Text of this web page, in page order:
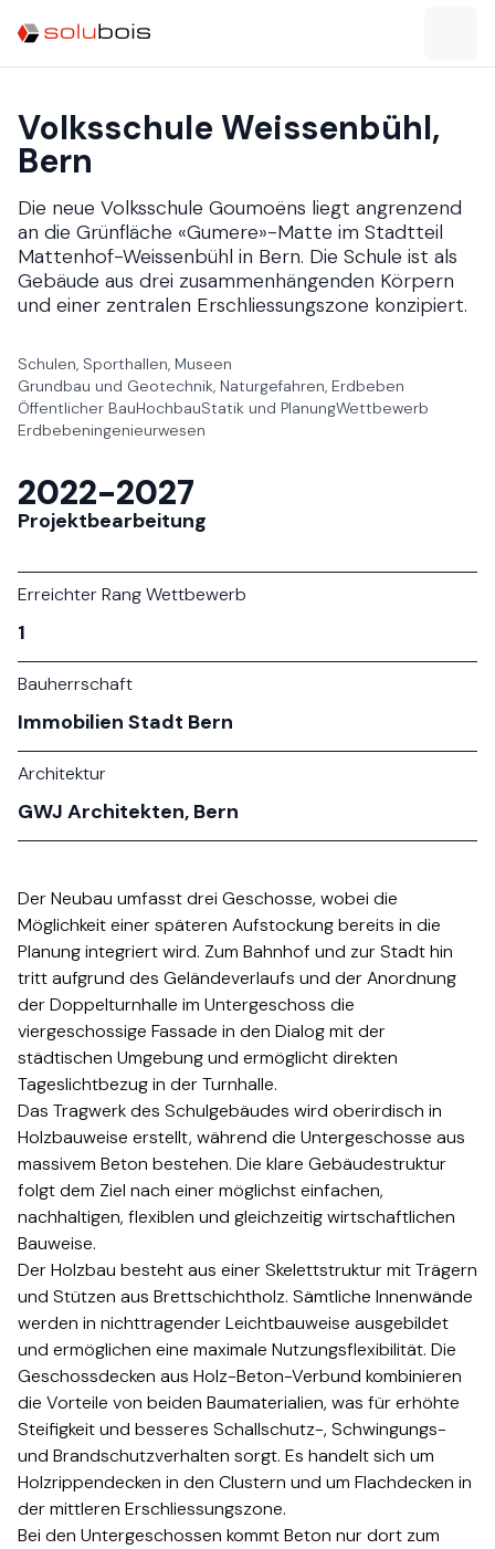
Volksschule Weissenbühl​​​​‌ ‍ ​‍​‍‌‍ ‌ ​‍‌‍‍‌‌‍‌ ‌‍‍‌‌‍ ‍​‍​‍​ ‍‍​‍​‍‌ ​ ‌‍​‌‌‍ ‍‌‍‍‌‌ ‌​‌ ‍‌​‍ ‍‌‍‍‌‌‍ ​‍​‍​‍ ​​‍​‍‌‍‍​‌ ​‍‌‍‌‌‌‍‌‍​‍​‍​ ‍‍​‍​‍‌‍‍​‌ ‌​‌ ‌​‌ ​​​ ‍‍​‍ ​‍ ‌‍ ​‌‍ ‌‍​ ‌‍​‌‌‍ ​‌‍‍​‌‍ ‌ ​ ‌ ‌​​ ‍‍​ ​ ​ ​ ​ ​ ​ ​ ​‍ ‌‍‍‌‌‍ ‍‌ ‌​‌‍‌‌‌‍ ‍‌ ‌​​‍ ‌‍‌‌‌‍‌​‌‍‍‌‌ ‌​​‍ ‌‍ ‌‌‍ ‌‍‌​‌‍‌‌​ ‌‌ ​​‌ ​‍‌‍‌‌‌ ​ ‌‍‌‌‌‍ ‍‌ ‌​‌‍​‌‌ ‌​‌‍‍‌‌‍ ‌‍ ‍​ ‍ ‌‍‍‌‌‍‌​​ ‌​ ‌​​ ​‍​ ​ ​ ‌ ‌‍​‍​ ​ ​ ‌‌​ ‍​​‍ ‌​ ‌‌‌‍​‌​ ‍​​ ​‌​‍ ‌​ ‌​​ ‍​‌‍​ ​ ‌ ​‍ ‌​ ‍‌​ ​​​ ‌​‌‍​ ​‍ ‌​ ‌‍‌‍‌‌​ ​​​ ‌​‌‍‌‍​ ​‍​ ​‌‌‍‌​‌‍‌‌​ ​ ​ ‌‍​ ‍​​ ‍ ‌ ‌​‌ ‍‌‌ ​​‌‍‌‌​ ‌‌ ​​‌ ​‍‌‍ ‌‍‍‍‌‍‌‌‌‍​ ‌ ‌​​ ‍ ‌ ​​‌‍​‌‌ ‌​‌‍‍​​ ‌‌ ‌​‌‍‍‌‌ ‌​‌‍ ​‌‍‌‌​‍‌‌​ ‌‌‌​​‍‌‌ ‌‍‍ ‌‍‌‌‌ ‍‌​‍‌‌​ ​ ‌​‌​​‍‌‌​ ​ ‌​‌​​‍‌‌​ ​‍​ ​‍‌‍‌​‌‍‌‌​‍‌‌​ ​‍​ ​‍​‍‌‌​ ‌‌‌​‌​​‍ ‍‌ ‌‍‌‍​‌‌‍ ​‌ ‌‌‌‍‌‌​ ‌‍​‍‌‍​‌‌ ​ ‌‍‌‌‌‌‌‌‌ ​‍‌‍ ​​ ‌‌‍‍​‌ ‌​‌ ‌​‌ ​​​‍‌‌​ ​ ‌​​‌​‍‌‌​ ​‍‌​‌‍​‍‌‌​ ​‍‌​‌‍‌‍ ​‌‍ ‌‍​ ‌‍​‌‌‍ ​‌‍‍​‌‍ ‌ ​ ‌ ‌​​‍‌‌​ ​ ‌​​‌​ ​ ​ ​ ​ ​ ​ ​ ​‍‌‍‌‍‍‌‌‍‌​​ ‌​ ‌​​ ​‍​ ​ ​ ‌ ‌‍​‍​ ​ ​ ‌‌​ ‍​​‍ ‌​ ‌‌‌‍​‌​ ‍​​ ​‌​‍ ‌​ ‌​​ ‍​‌‍​ ​ ‌ ​‍ ‌​ ‍‌​ ​​​ ‌​‌‍​ ​‍ ‌​ ‌‍‌‍‌‌​ ​​​ ‌​‌‍‌‍​ ​‍​ ​‌‌‍‌​‌‍‌‌​ ​ ​ ‌‍​ ‍​​‍‌‍‌ ‌​‌ ‍‌‌ ​​‌‍‌‌​ ‌‌ ​​‌ ​‍‌‍ ‌‍‍‍‌‍‌‌‌‍​ ‌ ‌​​‍‌‍‌ ​​‌‍​‌‌ ‌​‌‍‍​​ ‌‌ ‌​‌‍‍‌‌ ‌​‌‍ ​‌‍‌‌​‍‌‌​ ‌‌‌​​‍‌‌ ‌‍‍ ‌‍‌‌‌ ‍‌​‍‌‌​ ​ ‌​‌​​‍‌‌​ ​ ‌​‌​​‍‌‌​ ​‍​ ​‍‌‍‌​‌‍‌‌​‍‌‌​ ​‍​ ​‍​‍‌‌​ ‌‌‌​‌​​‍ ‍‌ ‌‍‌‍​‌‌‍ ​‌ ‌‌‌‍‌‌​‍‌‍‌ ​​‌‍‌‌‌ ​‍‌ ​ ‌ ​​‌‍‌‌‌‍​ ‌ ‌​‌‍‍‌‌ ‌‍‌‍‌‌​ ‌‌ ​​‌ ‌‌‌‍​‍‌‍ ​‌‍‍‌‌ ​ ‌‍‍​‌‍‌‌‌‍‌​​‍​‍‌ ‌,
Bern​​​​‌ ‍ ​‍​‍‌‍ ‌ ​‍‌‍‍‌‌‍‌ ‌‍‍‌‌‍ ‍​‍​‍​ ‍‍​‍​‍‌ ​ ‌‍​‌‌‍ ‍‌‍‍‌‌ ‌​‌ ‍‌​‍ ‍‌‍‍‌‌‍ ​‍​‍​‍ ​​‍​‍‌‍‍​‌ ​‍‌‍‌‌‌‍‌‍​‍​‍​ ‍‍​‍​‍‌‍‍​‌ ‌​‌ ‌​‌ ​​​ ‍‍​‍ ​‍ ‌‍ ​‌‍ ‌‍​ ‌‍​‌‌‍ ​‌‍‍​‌‍ ‌ ​ ‌ ‌​​ ‍‍​ ​ ​ ​ ​ ​ ​ ​ ​‍ ‌‍‍‌‌‍ ‍‌ ‌​‌‍‌‌‌‍ ‍‌ ‌​​‍ ‌‍‌‌‌‍‌​‌‍‍‌‌ ‌​​‍ ‌‍ ‌‌‍ ‌‍‌​‌‍‌‌​ ‌‌ ​​‌ ​‍‌‍‌‌‌ ​ ‌‍‌‌‌‍ ‍‌ ‌​‌‍​‌‌ ‌​‌‍‍‌‌‍ ‌‍ ‍​ ‍ ‌‍‍‌‌‍‌​​ ‌​ ‌​​ ​‍​ ​ ​ ‌ ‌‍​‍​ ​ ​ ‌‌​ ‍​​‍ ‌​ ‌‌‌‍​‌​ ‍​​ ​‌​‍ ‌​ ‌​​ ‍​‌‍​ ​ ‌ ​‍ ‌​ ‍‌​ ​​​ ‌​‌‍​ ​‍ ‌​ ‌‍‌‍‌‌​ ​​​ ‌​‌‍‌‍​ ​‍​ ​‌‌‍‌​‌‍‌‌​ ​ ​ ‌‍​ ‍​​ ‍ ‌ ‌​‌ ‍‌‌ ​​‌‍‌‌​ ‌‌ ​​‌ ​‍‌‍ ‌‍‍‍‌‍‌‌‌‍​ ‌ ‌​​ ‍ ‌ ​​‌‍​‌‌ ‌​‌‍‍​​ ‌‌‍ ​‌‍ ‌‍​ ‌‍​‌‌ ‌​‌‍‍‌‌‍ ‌‍ ‍​‍‌‌​ ‌‌‌​​‍‌‌ ‌‍‍ ‌‍‌‌‌ ‍‌​‍‌‌​ ​ ‌​‌​​‍‌‌​ ​ ‌​‌​​‍‌‌​ ​‍​ ​‍‌‍‌​‌‍‌‌​‍‌‌​ ​‍​ ​‍​‍‌‌​ ‌‌‌​‌​​‍ ‍‌ ‌‍‌‍​‌‌‍ ​‌ ‌‌‌‍‌‌​ ‌‍​‍‌‍​‌‌ ​ ‌‍‌‌‌‌‌‌‌ ​‍‌‍ ​​ ‌‌‍‍​‌ ‌​‌ ‌​‌ ​​​‍‌‌​ ​ ‌​​‌​‍‌‌​ ​‍‌​‌‍​‍‌‌​ ​‍‌​‌‍‌‍ ​‌‍ ‌‍​ ‌‍​‌‌‍ ​‌‍‍​‌‍ ‌ ​ ‌ ‌​​‍‌‌​ ​ ‌​​‌​ ​ ​ ​ ​ ​ ​ ​ ​‍‌‍‌‍‍‌‌‍‌​​ ‌​ ‌​​ ​‍​ ​ ​ ‌ ‌‍​‍​ ​ ​ ‌‌​ ‍​​‍ ‌​ ‌‌‌‍​‌​ ‍​​ ​‌​‍ ‌​ ‌​​ ‍​‌‍​ ​ ‌ ​‍ ‌​ ‍‌​ ​​​ ‌​‌‍​ ​‍ ‌​ ‌‍‌‍‌‌​ ​​​ ‌​‌‍‌‍​ ​‍​ ​‌‌‍‌​‌‍‌‌​ ​ ​ ‌‍​ ‍​​‍‌‍‌ ‌​‌ ‍‌‌ ​​‌‍‌‌​ ‌‌ ​​‌ ​‍‌‍ ‌‍‍‍‌‍‌‌‌‍​ ‌ ‌​​‍‌‍‌ ​​‌‍​‌‌ ‌​‌‍‍​​ ‌‌‍ ​‌‍ ‌‍​ ‌‍​‌‌ ‌​‌‍‍‌‌‍ ‌‍ ‍​‍‌‌​ ‌‌‌​​‍‌‌ ‌‍‍ ‌‍‌‌‌ ‍‌​‍‌‌​ ​ ‌​‌​​‍‌‌​ ​ ‌​‌​​‍‌‌​ ​‍​ ​‍‌‍‌​‌‍‌‌​‍‌‌​ ​‍​ ​‍​‍‌‌​ ‌‌‌​‌​​‍ ‍‌ ‌‍‌‍​‌‌‍ ​‌ ‌‌‌‍‌‌​‍‌‍‌ ​​‌‍‌‌‌ ​‍‌ ​ ‌ ​​‌‍‌‌‌‍​ ‌ ‌​‌‍‍‌‌ ‌‍‌‍‌‌​ ‌‌ ​​‌ ‌‌‌‍​‍‌‍ ​‌‍‍‌‌ ​ ‌‍‍​‌‍‌‌‌‍‌​​‍​‍‌ ‌
Die neue Volksschule Goumoëns liegt angrenzend
an die Grünfläche «Gumere»-Matte im Stadtteil
Mattenhof-Weissenbühl in Bern. Die Schule ist als
Gebäude aus drei zusammenhängenden Körpern
und einer zentralen Erschliessungszone konzipiert.​​​​‌ ‍ ​‍​‍‌‍ ‌ ​‍‌‍‍‌‌‍‌ ‌‍‍‌‌‍ ‍​‍​‍​ ‍‍​‍​‍‌ ​ ‌‍​‌‌‍ ‍‌‍‍‌‌ ‌​‌ ‍‌​‍ ‍‌‍‍‌‌‍ ​‍​‍​‍ ​​‍​‍‌‍‍​‌ ​‍‌‍‌‌‌‍‌‍​‍​‍​ ‍‍​‍​‍‌‍‍​‌ ‌​‌ ‌​‌ ​​​ ‍‍​‍ ​‍ ‌‍ ​‌‍ ‌‍​ ‌‍​‌‌‍ ​‌‍‍​‌‍ ‌ ​ ‌ ‌​​ ‍‍​ ​ ​ ​ ​ ​ ​ ​ ​‍ ‌‍‍‌‌‍ ‍‌ ‌​‌‍‌‌‌‍ ‍‌ ‌​​‍ ‌‍‌‌‌‍‌​‌‍‍‌‌ ‌​​‍ ‌‍ ‌‌‍ ‌‍‌​‌‍‌‌​ ‌‌ ​​‌ ​‍‌‍‌‌‌ ​ ‌‍‌‌‌‍ ‍‌ ‌​‌‍​‌‌ ‌​‌‍‍‌‌‍ ‌‍ ‍​ ‍ ‌‍‍‌‌‍‌​​ ‌​ ‌​​ ​‍​ ​ ​ ‌ ‌‍​‍​ ​ ​ ‌‌​ ‍​​‍ ‌​ ‌‌‌‍​‌​ ‍​​ ​‌​‍ ‌​ ‌​​ ‍​‌‍​ ​ ‌ ​‍ ‌​ ‍‌​ ​​​ ‌​‌‍​ ​‍ ‌​ ‌‍‌‍‌‌​ ​​​ ‌​‌‍‌‍​ ​‍​ ​‌‌‍‌​‌‍‌‌​ ​ ​ ‌‍​ ‍​​ ‍ ‌ ‌​‌ ‍‌‌ ​​‌‍‌‌​ ‌‌ ​​‌ ​‍‌‍ ‌‍‍‍‌‍‌‌‌‍​ ‌ ‌​​ ‍ ‌ ​​‌‍​‌‌ ‌​‌‍‍​​ ‌‌ ​ ‌‍‍​‌‍ ‌ ​‍‌ ‌​‌​‌​‌‍‌‌‌ ​ ‌‍​ ‌ ​‍‌‍‍‌‌ ​​‌ ‌​‌‍‍‌‌‍ ‌‍ ‍​‍‌‌​ ‌‌‌​​‍‌‌ ‌‍‍ ‌‍‌‌‌ ‍‌​‍‌‌​ ​ ‌​‌​​‍‌‌​ ​ ‌​‌​​‍‌‌​ ​‍​ ​‍‌‍‌​‌‍‌‌​‍‌‌​ ​‍​ ​‍​‍‌‌​ ‌‌‌​‌​​‍ ‍‌ ‌‍‌‍​‌‌‍ ​‌ ‌‌‌‍‌‌​ ‌‍​‍‌‍​‌‌ ​ ‌‍‌‌‌‌‌‌‌ ​‍‌‍ ​​ ‌‌‍‍​‌ ‌​‌ ‌​‌ ​​​‍‌‌​ ​ ‌​​‌​‍‌‌​ ​‍‌​‌‍​‍‌‌​ ​‍‌​‌‍‌‍ ​‌‍ ‌‍​ ‌‍​‌‌‍ ​‌‍‍​‌‍ ‌ ​ ‌ ‌​​‍‌‌​ ​ ‌​​‌​ ​ ​ ​ ​ ​ ​ ​ ​‍‌‍‌‍‍‌‌‍‌​​ ‌​ ‌​​ ​‍​ ​ ​ ‌ ‌‍​‍​ ​ ​ ‌‌​ ‍​​‍ ‌​ ‌‌‌‍​‌​ ‍​​ ​‌​‍ ‌​ ‌​​ ‍​‌‍​ ​ ‌ ​‍ ‌​ ‍‌​ ​​​ ‌​‌‍​ ​‍ ‌​ ‌‍‌‍‌‌​ ​​​ ‌​‌‍‌‍​ ​‍​ ​‌‌‍‌​‌‍‌‌​ ​ ​ ‌‍​ ‍​​‍‌‍‌ ‌​‌ ‍‌‌ ​​‌‍‌‌​ ‌‌ ​​‌ ​‍‌‍ ‌‍‍‍‌‍‌‌‌‍​ ‌ ‌​​‍‌‍‌ ​​‌‍​‌‌ ‌​‌‍‍​​ ‌‌ ​ ‌‍‍​‌‍ ‌ ​‍‌ ‌​‌​‌​‌‍‌‌‌ ​ ‌‍​ ‌ ​‍‌‍‍‌‌ ​​‌ ‌​‌‍‍‌‌‍ ‌‍ ‍​‍‌‌​ ‌‌‌​​‍‌‌ ‌‍‍ ‌‍‌‌‌ ‍‌​‍‌‌​ ​ ‌​‌​​‍‌‌​ ​ ‌​‌​​‍‌‌​ ​‍​ ​‍‌‍‌​‌‍‌‌​‍‌‌​ ​‍​ ​‍​‍‌‌​ ‌‌‌​‌​​‍ ‍‌ ‌‍‌‍​‌‌‍ ​‌ ‌‌‌‍‌‌​‍‌‍‌ ​​‌‍‌‌‌ ​‍‌ ​ ‌ ​​‌‍‌‌‌‍​ ‌ ‌​‌‍‍‌‌ ‌‍‌‍‌‌​ ‌‌ ​​‌ ‌‌‌‍​‍‌‍ ​‌‍‍‌‌ ​ ‌‍‍​‌‍‌‌‌‍‌​​‍​‍‌ ‌
Schulen, Sporthallen, Museen​​​​‌ ‍ ​‍​‍‌‍ ‌ ​‍‌‍‍‌‌‍‌ ‌‍‍‌‌‍ ‍​‍​‍​ ‍‍​‍​‍‌ ​ ‌‍​‌‌‍ ‍‌‍‍‌‌ ‌​‌ ‍‌​‍ ‍‌‍‍‌‌‍ ​‍​‍​‍ ​​‍​‍‌‍‍​‌ ​‍‌‍‌‌‌‍‌‍​‍​‍​ ‍‍​‍​‍‌‍‍​‌ ‌​‌ ‌​‌ ​​​ ‍‍​‍ ​‍ ‌‍ ​‌‍ ‌‍​ ‌‍​‌‌‍ ​‌‍‍​‌‍ ‌ ​ ‌ ‌​​ ‍‍​ ​ ​ ​ ​ ​ ​ ​ ​‍ ‌‍‍‌‌‍ ‍‌ ‌​‌‍‌‌‌‍ ‍‌ ‌​​‍ ‌‍‌‌‌‍‌​‌‍‍‌‌ ‌​​‍ ‌‍ ‌‌‍ ‌‍‌​‌‍‌‌​ ‌‌ ​​‌ ​‍‌‍‌‌‌ ​ ‌‍‌‌‌‍ ‍‌ ‌​‌‍​‌‌ ‌​‌‍‍‌‌‍ ‌‍ ‍​ ‍ ‌‍‍‌‌‍‌​​ ‌‌ ‌ ‌‍​‍‌ ​ ‌‍ ​​ ‌​‌‍ ‍‌​​‍‌​ ‌‌‌​‍‌‍ ‌‌​ ‌‌‍‌‍‌‌‌ ‌ ‌‌‌​​‍‌ ​​‌​​‍‌‌‍​​ ‌ ‌​‍‌‌ ​​‌‍‍‌​ ‍ ‌ ‌​‌ ‍‌‌ ​​‌‍‌‌​ ‌‌ ​​‌ ​‍‌‍ ‌‍‍‍‌‍‌‌‌‍​ ‌ ‌​‌​​ ‌‍​‌‌ ‌​‌‍‌‌‌‍‌ ‌‍ ‌ ​‍‌ ‍‌​ ‍ ‌ ​​‌‍​‌‌ ‌​‌‍‍​​ ‌‌‍ ‍‌‍​‌‌‍ ‌‌‍‌‌​‍‌‌​ ‌‌‌​​‍‌‌ ‌‍‍ ‌‍‌‌‌ ‍‌​‍‌‌​ ​ ‌​‌​​‍‌‌​ ​ ‌​‌​​‍‌‌​ ​‍​ ​‍‌‍‌​‌‍‌‌​‍‌‌​ ​‍​ ​‍​‍‌‌​ ‌‌‌​‌​​‍ ‍‌ ‌‍‌‍​‌‌‍ ​‌ ‌‌‌‍‌‌​ ‌‍​‍‌‍​‌‌ ​ ‌‍‌‌‌‌‌‌‌ ​‍‌‍ ​​ ‌‌‍‍​‌ ‌​‌ ‌​‌ ​​​‍‌‌​ ​ ‌​​‌​‍‌‌​ ​‍‌​‌‍​‍‌‌​ ​‍‌​‌‍‌‍ ​‌‍ ‌‍​ ‌‍​‌‌‍ ​‌‍‍​‌‍ ‌ ​ ‌ ‌​​‍‌‌​ ​ ‌​​‌​ ​ ​ ​ ​ ​ ​ ​ ​‍‌‍‌‍‍‌‌‍‌​​ ‌‌ ‌ ‌‍​‍‌ ​ ‌‍ ​​ ‌​‌‍ ‍‌​​‍‌​ ‌‌‌​‍‌‍ ‌‌​ ‌‌‍‌‍‌‌‌ ‌ ‌‌‌​​‍‌ ​​‌​​‍‌‌‍​​ ‌ ‌​‍‌‌ ​​‌‍‍‌​‍‌‍‌ ‌​‌ ‍‌‌ ​​‌‍‌‌​ ‌‌ ​​‌ ​‍‌‍ ‌‍‍‍‌‍‌‌‌‍​ ‌ ‌​‌​​ ‌‍​‌‌ ‌​‌‍‌‌‌‍‌ ‌‍ ‌ ​‍‌ ‍‌​‍‌‍‌ ​​‌‍​‌‌ ‌​‌‍‍​​ ‌‌‍ ‍‌‍​‌‌‍ ‌‌‍‌‌​‍‌‌​ ‌‌‌​​‍‌‌ ‌‍‍ ‌‍‌‌‌ ‍‌​‍‌‌​ ​ ‌​‌​​‍‌‌​ ​ ‌​‌​​‍‌‌​ ​‍​ ​‍‌‍‌​‌‍‌‌​‍‌‌​ ​‍​ ​‍​‍‌‌​ ‌‌‌​‌​​‍ ‍‌ ‌‍‌‍​‌‌‍ ​‌ ‌‌‌‍‌‌​‍‌‍‌ ​​‌‍‌‌‌ ​‍‌ ​ ‌ ​​‌‍‌‌‌‍​ ‌ ‌​‌‍‍‌‌ ‌‍‌‍‌‌​ ‌‌ ​​‌ ‌‌‌‍​‍‌‍ ​‌‍‍‌‌ ​ ‌‍‍​‌‍‌‌‌‍‌​​‍​‍‌ ‌
Grundbau und Geotechnik, Naturgefahren, Erdbeben​​​​‌ ‍ ​‍​‍‌‍ ‌ ​‍‌‍‍‌‌‍‌ ‌‍‍‌‌‍ ‍​‍​‍​ ‍‍​‍​‍‌ ​ ‌‍​‌‌‍ ‍‌‍‍‌‌ ‌​‌ ‍‌​‍ ‍‌‍‍‌‌‍ ​‍​‍​‍ ​​‍​‍‌‍‍​‌ ​‍‌‍‌‌‌‍‌‍​‍​‍​ ‍‍​‍​‍‌‍‍​‌ ‌​‌ ‌​‌ ​​​ ‍‍​‍ ​‍ ‌‍ ​‌‍ ‌‍​ ‌‍​‌‌‍ ​‌‍‍​‌‍ ‌ ​ ‌ ‌​​ ‍‍​ ​ ​ ​ ​ ​ ​ ​ ​‍ ‌‍‍‌‌‍ ‍‌ ‌​‌‍‌‌‌‍ ‍‌ ‌​​‍ ‌‍‌‌‌‍‌​‌‍‍‌‌ ‌​​‍ ‌‍ ‌‌‍ ‌‍‌​‌‍‌‌​ ‌‌ ​​‌ ​‍‌‍‌‌‌ ​ ‌‍‌‌‌‍ ‍‌ ‌​‌‍​‌‌ ‌​‌‍‍‌‌‍ ‌‍ ‍​ ‍ ‌‍‍‌‌‍‌​​ ‌‌‌‍‌‌‍‍‌‌​‍‍‌‍‍‍‌ ​​‌ ‌‌‌ ‍​‌‍‍​‌ ‌ ​ ​ ‌‍‍‍‌‌‌​‌‍‌ ​ ‍‌‌ ‌ ​ ‌‍‌​‍‌‌‍‍ ‌‍ ‍‌‍‌‌‌‌​‍‌‍‍ ​ ‍ ‌ ‌​‌ ‍‌‌ ​​‌‍‌‌​ ‌‌ ​​‌ ​‍‌‍ ‌‍‍‍‌‍‌‌‌‍​ ‌ ‌​‌​​ ‌‍​‌‌ ‌​‌‍‌‌‌‍‌ ‌‍ ‌ ​‍‌ ‍‌​ ‍ ‌ ​​‌‍​‌‌ ‌​‌‍‍​​ ‌‌‍ ‍‌‍​‌‌‍ ‌‌‍‌‌​‍‌‌​ ‌‌‌​​‍‌‌ ‌‍‍ ‌‍‌‌‌ ‍‌​‍‌‌​ ​ ‌​‌​​‍‌‌​ ​ ‌​‌​​‍‌‌​ ​‍​ ​‍‌‍‌​‌‍‌‌​‍‌‌​ ​‍​ ​‍​‍‌‌​ ‌‌‌​‌​​‍ ‍‌ ‌‍‌‍​‌‌‍ ​‌ ‌‌‌‍‌‌​ ‌‍​‍‌‍​‌‌ ​ ‌‍‌‌‌‌‌‌‌ ​‍‌‍ ​​ ‌‌‍‍​‌ ‌​‌ ‌​‌ ​​​‍‌‌​ ​ ‌​​‌​‍‌‌​ ​‍‌​‌‍​‍‌‌​ ​‍‌​‌‍‌‍ ​‌‍ ‌‍​ ‌‍​‌‌‍ ​‌‍‍​‌‍ ‌ ​ ‌ ‌​​‍‌‌​ ​ ‌​​‌​ ​ ​ ​ ​ ​ ​ ​ ​‍‌‍‌‍‍‌‌‍‌​​ ‌‌‌‍‌‌‍‍‌‌​‍‍‌‍‍‍‌ ​​‌ ‌‌‌ ‍​‌‍‍​‌ ‌ ​ ​ ‌‍‍‍‌‌‌​‌‍‌ ​ ‍‌‌ ‌ ​ ‌‍‌​‍‌‌‍‍ ‌‍ ‍‌‍‌‌‌‌​‍‌‍‍ ​‍‌‍‌ ‌​‌ ‍‌‌ ​​‌‍‌‌​ ‌‌ ​​‌ ​‍‌‍ ‌‍‍‍‌‍‌‌‌‍​ ‌ ‌​‌​​ ‌‍​‌‌ ‌​‌‍‌‌‌‍‌ ‌‍ ‌ ​‍‌ ‍‌​‍‌‍‌ ​​‌‍​‌‌ ‌​‌‍‍​​ ‌‌‍ ‍‌‍​‌‌‍ ‌‌‍‌‌​‍‌‌​ ‌‌‌​​‍‌‌ ‌‍‍ ‌‍‌‌‌ ‍‌​‍‌‌​ ​ ‌​‌​​‍‌‌​ ​ ‌​‌​​‍‌‌​ ​‍​ ​‍‌‍‌​‌‍‌‌​‍‌‌​ ​‍​ ​‍​‍‌‌​ ‌‌‌​‌​​‍ ‍‌ ‌‍‌‍​‌‌‍ ​‌ ‌‌‌‍‌‌​‍‌‍‌ ​​‌‍‌‌‌ ​‍‌ ​ ‌ ​​‌‍‌‌‌‍​ ‌ ‌​‌‍‍‌‌ ‌‍‌‍‌‌​ ‌‌ ​​‌ ‌‌‌‍​‍‌‍ ​‌‍‍‌‌ ​ ‌‍‍​‌‍‌‌‌‍‌​​‍​‍‌ ‌
Öffentlicher Bau​​​​‌ ‍ ​‍​‍‌‍ ‌ ​‍‌‍‍‌‌‍‌ ‌‍‍‌‌‍ ‍​‍​‍​ ‍‍​‍​‍‌ ​ ‌‍​‌‌‍ ‍‌‍‍‌‌ ‌​‌ ‍‌​‍ ‍‌‍‍‌‌‍ ​‍​‍​‍ ​​‍​‍‌‍‍​‌ ​‍‌‍‌‌‌‍‌‍​‍​‍​ ‍‍​‍​‍‌‍‍​‌ ‌​‌ ‌​‌ ​​​ ‍‍​‍ ​‍ ‌‍ ​‌‍ ‌‍​ ‌‍​‌‌‍ ​‌‍‍​‌‍ ‌ ​ ‌ ‌​​ ‍‍​ ​ ​ ​ ​ ​ ​ ​ ​‍ ‌‍‍‌‌‍ ‍‌ ‌​‌‍‌‌‌‍ ‍‌ ‌​​‍ ‌‍‌‌‌‍‌​‌‍‍‌‌ ‌​​‍ ‌‍ ‌‌‍ ‌‍‌​‌‍‌‌​ ‌‌ ​​‌ ​‍‌‍‌‌‌ ​ ‌‍‌‌‌‍ ‍‌ ‌​‌‍​‌‌ ‌​‌‍‍‌‌‍ ‌‍ ‍​ ‍ ‌‍‍‌‌‍‌​​ ‌‌‌‌‍‌​‌‍‌‌​ ‌​ ​‌ ‌‍‌ ​ ‌​ ​‌ ‍‍‌‌​‌‌‌‍​‌‍ ‌‌​‌‌ ​​‌‌‍​‌ ‍‌‌‍‌‍‌‍‍​‌ ‌‍‌​ ‌‌‍​‌​ ​‌‌​​​ ‍ ‌ ‌​‌ ‍‌‌ ​​‌‍‌‌​ ‌‌ ​​‌ ​‍‌‍ ‌‍‍‍‌‍‌‌‌‍​ ‌ ‌​‌​​ ‌‍​‌‌ ‌​‌‍‌‌‌‍‌ ‌‍ ‌ ​‍‌ ‍‌​ ‍ ‌ ​​‌‍​‌‌ ‌​‌‍‍​​ ‌‌‍ ‍‌‍​‌‌‍ ‌‌‍‌‌​‍‌‌​ ‌‌‌​​‍‌‌ ‌‍‍ ‌‍‌‌‌ ‍‌​‍‌‌​ ​ ‌​‌​​‍‌‌​ ​ ‌​‌​​‍‌‌​ ​‍​ ​‍‌‍‌​‌‍‌‌​‍‌‌​ ​‍​ ​‍​‍‌‌​ ‌‌‌​‌​​‍ ‍‌ ‌‍‌‍​‌‌‍ ​‌ ‌‌‌‍‌‌​ ‌‍​‍‌‍​‌‌ ​ ‌‍‌‌‌‌‌‌‌ ​‍‌‍ ​​ ‌‌‍‍​‌ ‌​‌ ‌​‌ ​​​‍‌‌​ ​ ‌​​‌​‍‌‌​ ​‍‌​‌‍​‍‌‌​ ​‍‌​‌‍‌‍ ​‌‍ ‌‍​ ‌‍​‌‌‍ ​‌‍‍​‌‍ ‌ ​ ‌ ‌​​‍‌‌​ ​ ‌​​‌​ ​ ​ ​ ​ ​ ​ ​ ​‍‌‍‌‍‍‌‌‍‌​​ ‌‌‌‌‍‌​‌‍‌‌​ ‌​ ​‌ ‌‍‌ ​ ‌​ ​‌ ‍‍‌‌​‌‌‌‍​‌‍ ‌‌​‌‌ ​​‌‌‍​‌ ‍‌‌‍‌‍‌‍‍​‌ ‌‍‌​ ‌‌‍​‌​ ​‌‌​​​‍‌‍‌ ‌​‌ ‍‌‌ ​​‌‍‌‌​ ‌‌ ​​‌ ​‍‌‍ ‌‍‍‍‌‍‌‌‌‍​ ‌ ‌​‌​​ ‌‍​‌‌ ‌​‌‍‌‌‌‍‌ ‌‍ ‌ ​‍‌ ‍‌​‍‌‍‌ ​​‌‍​‌‌ ‌​‌‍‍​​ ‌‌‍ ‍‌‍​‌‌‍ ‌‌‍‌‌​‍‌‌​ ‌‌‌​​‍‌‌ ‌‍‍ ‌‍‌‌‌ ‍‌​‍‌‌​ ​ ‌​‌​​‍‌‌​ ​ ‌​‌​​‍‌‌​ ​‍​ ​‍‌‍‌​‌‍‌‌​‍‌‌​ ​‍​ ​‍​‍‌‌​ ‌‌‌​‌​​‍ ‍‌ ‌‍‌‍​‌‌‍ ​‌ ‌‌‌‍‌‌​‍‌‍‌ ​​‌‍‌‌‌ ​‍‌ ​ ‌ ​​‌‍‌‌‌‍​ ‌ ‌​‌‍‍‌‌ ‌‍‌‍‌‌​ ‌‌ ​​‌ ‌‌‌‍​‍‌‍ ​‌‍‍‌‌ ​ ‌‍‍​‌‍‌‌‌‍‌​​‍​‍‌ ‌Hochbau​​​​‌ ‍ ​‍​‍‌‍ ‌ ​‍‌‍‍‌‌‍‌ ‌‍‍‌‌‍ ‍​‍​‍​ ‍‍​‍​‍‌ ​ ‌‍​‌‌‍ ‍‌‍‍‌‌ ‌​‌ ‍‌​‍ ‍‌‍‍‌‌‍ ​‍​‍​‍ ​​‍​‍‌‍‍​‌ ​‍‌‍‌‌‌‍‌‍​‍​‍​ ‍‍​‍​‍‌‍‍​‌ ‌​‌ ‌​‌ ​​​ ‍‍​‍ ​‍ ‌‍ ​‌‍ ‌‍​ ‌‍​‌‌‍ ​‌‍‍​‌‍ ‌ ​ ‌ ‌​​ ‍‍​ ​ ​ ​ ​ ​ ​ ​ ​‍ ‌‍‍‌‌‍ ‍‌ ‌​‌‍‌‌‌‍ ‍‌ ‌​​‍ ‌‍‌‌‌‍‌​‌‍‍‌‌ ‌​​‍ ‌‍ ‌‌‍ ‌‍‌​‌‍‌‌​ ‌‌ ​​‌ ​‍‌‍‌‌‌ ​ ‌‍‌‌‌‍ ‍‌ ‌​‌‍​‌‌ ‌​‌‍‍‌‌‍ ‌‍ ‍​ ‍ ‌‍‍‌‌‍‌​​ ‌‌‍‌‍‌‍‌​‌‍‌‍‌‍ ‍‌‌​​‌ ‍​‌‌‍​‌‍‌​‌​‌‍‌‌‍‍‌ ‌ ‌​‌​‌​​ ‌​‍ ‌‍‍‍​ ‍‌‌‍​ ‌‌‌ ‌‍‍‌​ ​‌‌‌‍‍‌​​‌​ ‍ ‌ ‌​‌ ‍‌‌ ​​‌‍‌‌​ ‌‌‍​ ‌‍ ‌‍ ‌‌ ​​‌‍‌‌‌ ‌​‌‍‌‌‌‍ ‍‌‍​ ‌‍‌‌​ ‍ ‌ ​​‌‍​‌‌ ‌​‌‍‍​​ ‌‌‍ ‍‌‍​‌‌‍ ‌‌‍‌‌​‍‌‌​ ‌‌‌​​‍‌‌ ‌‍‍ ‌‍‌‌‌ ‍‌​‍‌‌​ ​ ‌​‌​​‍‌‌​ ​ ‌​‌​​‍‌‌​ ​‍​ ​‍‌‍‌​‌‍‌‌​‍‌‌​ ​‍​ ​‍​‍‌‌​ ‌‌‌​‌​​‍ ‍‌ ‌‍‌‍​‌‌‍ ​‌ ‌‌‌‍‌‌​ ‌‍​‍‌‍​‌‌ ​ ‌‍‌‌‌‌‌‌‌ ​‍‌‍ ​​ ‌‌‍‍​‌ ‌​‌ ‌​‌ ​​​‍‌‌​ ​ ‌​​‌​‍‌‌​ ​‍‌​‌‍​‍‌‌​ ​‍‌​‌‍‌‍ ​‌‍ ‌‍​ ‌‍​‌‌‍ ​‌‍‍​‌‍ ‌ ​ ‌ ‌​​‍‌‌​ ​ ‌​​‌​ ​ ​ ​ ​ ​ ​ ​ ​‍‌‍‌‍‍‌‌‍‌​​ ‌‌‍‌‍‌‍‌​‌‍‌‍‌‍ ‍‌‌​​‌ ‍​‌‌‍​‌‍‌​‌​‌‍‌‌‍‍‌ ‌ ‌​‌​‌​​ ‌​‍ ‌‍‍‍​ ‍‌‌‍​ ‌‌‌ ‌‍‍‌​ ​‌‌‌‍‍‌​​‌​‍‌‍‌ ‌​‌ ‍‌‌ ​​‌‍‌‌​ ‌‌‍​ ‌‍ ‌‍ ‌‌ ​​‌‍‌‌‌ ‌​‌‍‌‌‌‍ ‍‌‍​ ‌‍‌‌​‍‌‍‌ ​​‌‍​‌‌ ‌​‌‍‍​​ ‌‌‍ ‍‌‍​‌‌‍ ‌‌‍‌‌​‍‌‌​ ‌‌‌​​‍‌‌ ‌‍‍ ‌‍‌‌‌ ‍‌​‍‌‌​ ​ ‌​‌​​‍‌‌​ ​ ‌​‌​​‍‌‌​ ​‍​ ​‍‌‍‌​‌‍‌‌​‍‌‌​ ​‍​ ​‍​‍‌‌​ ‌‌‌​‌​​‍ ‍‌ ‌‍‌‍​‌‌‍ ​‌ ‌‌‌‍‌‌​‍‌‍‌ ​​‌‍‌‌‌ ​‍‌ ​ ‌ ​​‌‍‌‌‌‍​ ‌ ‌​‌‍‍‌‌ ‌‍‌‍‌‌​ ‌‌ ​​‌ ‌‌‌‍​‍‌‍ ​‌‍‍‌‌ ​ ‌‍‍​‌‍‌‌‌‍‌​​‍​‍‌ ‌Statik und Planung​​​​‌ ‍ ​‍​‍‌‍ ‌ ​‍‌‍‍‌‌‍‌ ‌‍‍‌‌‍ ‍​‍​‍​ ‍‍​‍​‍‌ ​ ‌‍​‌‌‍ ‍‌‍‍‌‌ ‌​‌ ‍‌​‍ ‍‌‍‍‌‌‍ ​‍​‍​‍ ​​‍​‍‌‍‍​‌ ​‍‌‍‌‌‌‍‌‍​‍​‍​ ‍‍​‍​‍‌‍‍​‌ ‌​‌ ‌​‌ ​​​ ‍‍​‍ ​‍ ‌‍ ​‌‍ ‌‍​ ‌‍​‌‌‍ ​‌‍‍​‌‍ ‌ ​ ‌ ‌​​ ‍‍​ ​ ​ ​ ​ ​ ​ ​ ​‍ ‌‍‍‌‌‍ ‍‌ ‌​‌‍‌‌‌‍ ‍‌ ‌​​‍ ‌‍‌‌‌‍‌​‌‍‍‌‌ ‌​​‍ ‌‍ ‌‌‍ ‌‍‌​‌‍‌‌​ ‌‌ ​​‌ ​‍‌‍‌‌‌ ​ ‌‍‌‌‌‍ ‍‌ ‌​‌‍​‌‌ ‌​‌‍‍‌‌‍ ‌‍ ‍​ ‍ ‌‍‍‌‌‍‌​​ ‌​ ​ ​ ‍‌​ ​​​ ‌‌‌‍‌‌​ ​‍​ ​‍​ ‌‍​‍ ‌‌‍‌​​ ‍‌‌‍‌‍​ ‍‌​‍ ‌​ ‌​‌‍​‌​ ‌‌​ ‌​​‍ ‌​ ‍​​ ​ ​ ​ ​ ‍​​‍ ‌​ ​‌‌‍‌​​ ​​‌‍​ ‌‍‌‍​ ​‌​ ‍‌​ ‌‌​ ‌‌‌‍‌‍‌‍​‍​ ‌ ​ ‍ ‌ ‌​‌ ‍‌‌ ​​‌‍‌‌​ ‌‌‍​ ‌‍ ‌‍ ‌‌ ​​‌‍‌‌‌ ‌​‌‍‌‌‌‍ ‍‌‍​ ‌‍‌‌​ ‍ ‌ ​​‌‍​‌‌ ‌​‌‍‍​​ ‌‌‍ ‍‌‍​‌‌‍ ‌‌‍‌‌​‍‌‌​ ‌‌‌​​‍‌‌ ‌‍‍ ‌‍‌‌‌ ‍‌​‍‌‌​ ​ ‌​‌​​‍‌‌​ ​ ‌​‌​​‍‌‌​ ​‍​ ​‍‌‍‌​‌‍‌‌​‍‌‌​ ​‍​ ​‍​‍‌‌​ ‌‌‌​‌​​‍ ‍‌ ‌‍‌‍​‌‌‍ ​‌ ‌‌‌‍‌‌​ ‌‍​‍‌‍​‌‌ ​ ‌‍‌‌‌‌‌‌‌ ​‍‌‍ ​​ ‌‌‍‍​‌ ‌​‌ ‌​‌ ​​​‍‌‌​ ​ ‌​​‌​‍‌‌​ ​‍‌​‌‍​‍‌‌​ ​‍‌​‌‍‌‍ ​‌‍ ‌‍​ ‌‍​‌‌‍ ​‌‍‍​‌‍ ‌ ​ ‌ ‌​​‍‌‌​ ​ ‌​​‌​ ​ ​ ​ ​ ​ ​ ​ ​‍‌‍‌‍‍‌‌‍‌​​ ‌​ ​ ​ ‍‌​ ​​​ ‌‌‌‍‌‌​ ​‍​ ​‍​ ‌‍​‍ ‌‌‍‌​​ ‍‌‌‍‌‍​ ‍‌​‍ ‌​ ‌​‌‍​‌​ ‌‌​ ‌​​‍ ‌​ ‍​​ ​ ​ ​ ​ ‍​​‍ ‌​ ​‌‌‍‌​​ ​​‌‍​ ‌‍‌‍​ ​‌​ ‍‌​ ‌‌​ ‌‌‌‍‌‍‌‍​‍​ ‌ ​‍‌‍‌ ‌​‌ ‍‌‌ ​​‌‍‌‌​ ‌‌‍​ ‌‍ ‌‍ ‌‌ ​​‌‍‌‌‌ ‌​‌‍‌‌‌‍ ‍‌‍​ ‌‍‌‌​‍‌‍‌ ​​‌‍​‌‌ ‌​‌‍‍​​ ‌‌‍ ‍‌‍​‌‌‍ ‌‌‍‌‌​‍‌‌​ ‌‌‌​​‍‌‌ ‌‍‍ ‌‍‌‌‌ ‍‌​‍‌‌​ ​ ‌​‌​​‍‌‌​ ​ ‌​‌​​‍‌‌​ ​‍​ ​‍‌‍‌​‌‍‌‌​‍‌‌​ ​‍​ ​‍​‍‌‌​ ‌‌‌​‌​​‍ ‍‌ ‌‍‌‍​‌‌‍ ​‌ ‌‌‌‍‌‌​‍‌‍‌ ​​‌‍‌‌‌ ​‍‌ ​ ‌ ​​‌‍‌‌‌‍​ ‌ ‌​‌‍‍‌‌ ‌‍‌‍‌‌​ ‌‌ ​​‌ ‌‌‌‍​‍‌‍ ​‌‍‍‌‌ ​ ‌‍‍​‌‍‌‌‌‍‌​​‍​‍‌ ‌Wettbewerb​​​​‌ ‍ ​‍​‍‌‍ ‌ ​‍‌‍‍‌‌‍‌ ‌‍‍‌‌‍ ‍​‍​‍​ ‍‍​‍​‍‌ ​ ‌‍​‌‌‍ ‍‌‍‍‌‌ ‌​‌ ‍‌​‍ ‍‌‍‍‌‌‍ ​‍​‍​‍ ​​‍​‍‌‍‍​‌ ​‍‌‍‌‌‌‍‌‍​‍​‍​ ‍‍​‍​‍‌‍‍​‌ ‌​‌ ‌​‌ ​​​ ‍‍​‍ ​‍ ‌‍ ​‌‍ ‌‍​ ‌‍​‌‌‍ ​‌‍‍​‌‍ ‌ ​ ‌ ‌​​ ‍‍​ ​ ​ ​ ​ ​ ​ ​ ​‍ ‌‍‍‌‌‍ ‍‌ ‌​‌‍‌‌‌‍ ‍‌ ‌​​‍ ‌‍‌‌‌‍‌​‌‍‍‌‌ ‌​​‍ ‌‍ ‌‌‍ ‌‍‌​‌‍‌‌​ ‌‌ ​​‌ ​‍‌‍‌‌‌ ​ ‌‍‌‌‌‍ ‍‌ ‌​‌‍​‌‌ ‌​‌‍‍‌‌‍ ‌‍ ‍​ ‍ ‌‍‍‌‌‍‌​​ ‌‌‍‌‍‌‍‌​‌‍‌‍‌‍ ‍‌‌​​‌ ‍​‌‌‍​‌‍‌​‌​‌‍‌‌‍‍‌ ‌ ‌​‌​‌​​ ‌​‍ ‌‍‍‍​ ‍‌‌‍​ ‌‌‌ ‌‍‍‌​ ​‌‌‍‍‍‌​ ‍​ ‍ ‌ ‌​‌ ‍‌‌ ​​‌‍‌‌​ ‌‌‍​ ‌‍ ‌‍ ‌‌ ​​‌‍‌‌‌ ‌​‌‍‌‌‌‍ ‍‌‍​ ‌‍‌‌​ ‍ ‌ ​​‌‍​‌‌ ‌​‌‍‍​​ ‌‌‍ ‍‌‍​‌‌‍ ‌‌‍‌‌​‍‌‌​ ‌‌‌​​‍‌‌ ‌‍‍ ‌‍‌‌‌ ‍‌​‍‌‌​ ​ ‌​‌​​‍‌‌​ ​ ‌​‌​​‍‌‌​ ​‍​ ​‍‌‍‌​‌‍‌‌​‍‌‌​ ​‍​ ​‍​‍‌‌​ ‌‌‌​‌​​‍ ‍‌ ‌‍‌‍​‌‌‍ ​‌ ‌‌‌‍‌‌​ ‌‍​‍‌‍​‌‌ ​ ‌‍‌‌‌‌‌‌‌ ​‍‌‍ ​​ ‌‌‍‍​‌ ‌​‌ ‌​‌ ​​​‍‌‌​ ​ ‌​​‌​‍‌‌​ ​‍‌​‌‍​‍‌‌​ ​‍‌​‌‍‌‍ ​‌‍ ‌‍​ ‌‍​‌‌‍ ​‌‍‍​‌‍ ‌ ​ ‌ ‌​​‍‌‌​ ​ ‌​​‌​ ​ ​ ​ ​ ​ ​ ​ ​‍‌‍‌‍‍‌‌‍‌​​ ‌‌‍‌‍‌‍‌​‌‍‌‍‌‍ ‍‌‌​​‌ ‍​‌‌‍​‌‍‌​‌​‌‍‌‌‍‍‌ ‌ ‌​‌​‌​​ ‌​‍ ‌‍‍‍​ ‍‌‌‍​ ‌‌‌ ‌‍‍‌​ ​‌‌‍‍‍‌​ ‍​‍‌‍‌ ‌​‌ ‍‌‌ ​​‌‍‌‌​ ‌‌‍​ ‌‍ ‌‍ ‌‌ ​​‌‍‌‌‌ ‌​‌‍‌‌‌‍ ‍‌‍​ ‌‍‌‌​‍‌‍‌ ​​‌‍​‌‌ ‌​‌‍‍​​ ‌‌‍ ‍‌‍​‌‌‍ ‌‌‍‌‌​‍‌‌​ ‌‌‌​​‍‌‌ ‌‍‍ ‌‍‌‌‌ ‍‌​‍‌‌​ ​ ‌​‌​​‍‌‌​ ​ ‌​‌​​‍‌‌​ ​‍​ ​‍‌‍‌​‌‍‌‌​‍‌‌​ ​‍​ ​‍​‍‌‌​ ‌‌‌​‌​​‍ ‍‌ ‌‍‌‍​‌‌‍ ​‌ ‌‌‌‍‌‌​‍‌‍‌ ​​‌‍‌‌‌ ​‍‌ ​ ‌ ​​‌‍‌‌‌‍​ ‌ ‌​‌‍‍‌‌ ‌‍‌‍‌‌​ ‌‌ ​​‌ ‌‌‌‍​‍‌‍ ​‌‍‍‌‌ ​ ‌‍‍​‌‍‌‌‌‍‌​​‍​‍‌ ‌
Erdbebeningenieurwesen​​​​‌ ‍ ​‍​‍‌‍ ‌ ​‍‌‍‍‌‌‍‌ ‌‍‍‌‌‍ ‍​‍​‍​ ‍‍​‍​‍‌ ​ ‌‍​‌‌‍ ‍‌‍‍‌‌ ‌​‌ ‍‌​‍ ‍‌‍‍‌‌‍ ​‍​‍​‍ ​​‍​‍‌‍‍​‌ ​‍‌‍‌‌‌‍‌‍​‍​‍​ ‍‍​‍​‍‌‍‍​‌ ‌​‌ ‌​‌ ​​​ ‍‍​‍ ​‍ ‌‍ ​‌‍ ‌‍​ ‌‍​‌‌‍ ​‌‍‍​‌‍ ‌ ​ ‌ ‌​​ ‍‍​ ​ ​ ​ ​ ​ ​ ​ ​‍ ‌‍‍‌‌‍ ‍‌ ‌​‌‍‌‌‌‍ ‍‌ ‌​​‍ ‌‍‌‌‌‍‌​‌‍‍‌‌ ‌​​‍ ‌‍ ‌‌‍ ‌‍‌​‌‍‌‌​ ‌‌ ​​‌ ​‍‌‍‌‌‌ ​ ‌‍‌‌‌‍ ‍‌ ‌​‌‍​‌‌ ‌​‌‍‍‌‌‍ ‌‍ ‍​ ‍ ‌‍‍‌‌‍‌​​ ‌​ ‍‌​ ​‌‌ ‌‍‌‍ ‌‌​‌‍‌‍‌​‌‍‌ ‌‌​‍‌ ‍‍​ ‌‌‌‌‌‌‌​‌‍‌​‌‌‌‌‍‌‌‍​‍​ ‌‍‌‌​ ‌‌‌​‌‍ ‌‌​‍​‌ ​ ​ ‍‌​ ‍ ‌ ‌​‌ ‍‌‌ ​​‌‍‌‌​ ‌‌‍​ ‌‍ ‌‍ ‌‌ ​​‌‍‌‌‌ ‌​‌‍‌‌‌‍ ‍‌‍​ ‌‍‌‌​ ‍ ‌ ​​‌‍​‌‌ ‌​‌‍‍​​ ‌‌‍ ‍‌‍​‌‌‍ ‌‌‍‌‌​‍‌‌​ ‌‌‌​​‍‌‌ ‌‍‍ ‌‍‌‌‌ ‍‌​‍‌‌​ ​ ‌​‌​​‍‌‌​ ​ ‌​‌​​‍‌‌​ ​‍​ ​‍‌‍‌​‌‍‌‌​‍‌‌​ ​‍​ ​‍​‍‌‌​ ‌‌‌​‌​​‍ ‍‌ ‌‍‌‍​‌‌‍ ​‌ ‌‌‌‍‌‌​ ‌‍​‍‌‍​‌‌ ​ ‌‍‌‌‌‌‌‌‌ ​‍‌‍ ​​ ‌‌‍‍​‌ ‌​‌ ‌​‌ ​​​‍‌‌​ ​ ‌​​‌​‍‌‌​ ​‍‌​‌‍​‍‌‌​ ​‍‌​‌‍‌‍ ​‌‍ ‌‍​ ‌‍​‌‌‍ ​‌‍‍​‌‍ ‌ ​ ‌ ‌​​‍‌‌​ ​ ‌​​‌​ ​ ​ ​ ​ ​ ​ ​ ​‍‌‍‌‍‍‌‌‍‌​​ ‌​ ‍‌​ ​‌‌ ‌‍‌‍ ‌‌​‌‍‌‍‌​‌‍‌ ‌‌​‍‌ ‍‍​ ‌‌‌‌‌‌‌​‌‍‌​‌‌‌‌‍‌‌‍​‍​ ‌‍‌‌​ ‌‌‌​‌‍ ‌‌​‍​‌ ​ ​ ‍‌​‍‌‍‌ ‌​‌ ‍‌‌ ​​‌‍‌‌​ ‌‌‍​ ‌‍ ‌‍ ‌‌ ​​‌‍‌‌‌ ‌​‌‍‌‌‌‍ ‍‌‍​ ‌‍‌‌​‍‌‍‌ ​​‌‍​‌‌ ‌​‌‍‍​​ ‌‌‍ ‍‌‍​‌‌‍ ‌‌‍‌‌​‍‌‌​ ‌‌‌​​‍‌‌ ‌‍‍ ‌‍‌‌‌ ‍‌​‍‌‌​ ​ ‌​‌​​‍‌‌​ ​ ‌​‌​​‍‌‌​ ​‍​ ​‍‌‍‌​‌‍‌‌​‍‌‌​ ​‍​ ​‍​‍‌‌​ ‌‌‌​‌​​‍ ‍‌ ‌‍‌‍​‌‌‍ ​‌ ‌‌‌‍‌‌​‍‌‍‌ ​​‌‍‌‌‌ ​‍‌ ​ ‌ ​​‌‍‌‌‌‍​ ‌ ‌​‌‍‍‌‌ ‌‍‌‍‌‌​ ‌‌ ​​‌ ‌‌‌‍​‍‌‍ ​‌‍‍‌‌ ​ ‌‍‍​‌‍‌‌‌‍‌​​‍​‍‌ ‌
2022-2027
Projektbearbeitung
Erreichter Rang Wettbewerb
1​​​​‌ ‍ ​‍​‍‌‍ ‌ ​‍‌‍‍‌‌‍‌ ‌‍‍‌‌‍ ‍​‍​‍​ ‍‍​‍​‍‌ ​ ‌‍​‌‌‍ ‍‌‍‍‌‌ ‌​‌ ‍‌​‍ ‍‌‍‍‌‌‍ ​‍​‍​‍ ​​‍​‍‌‍‍​‌ ​‍‌‍‌‌‌‍‌‍​‍​‍​ ‍‍​‍​‍‌‍‍​‌ ‌​‌ ‌​‌ ​​​ ‍‍​‍ ​‍ ‌‍ ​‌‍ ‌‍​ ‌‍​‌‌‍ ​‌‍‍​‌‍ ‌ ​ ‌ ‌​​ ‍‍​ ​ ​ ​ ​ ​ ​ ​ ​‍ ‌‍‍‌‌‍ ‍‌ ‌​‌‍‌‌‌‍ ‍‌ ‌​​‍ ‌‍‌‌‌‍‌​‌‍‍‌‌ ‌​​‍ ‌‍ ‌‌‍ ‌‍‌​‌‍‌‌​ ‌‌ ​​‌ ​‍‌‍‌‌‌ ​ ‌‍‌‌‌‍ ‍‌ ‌​‌‍​‌‌ ‌​‌‍‍‌‌‍ ‌‍ ‍​ ‍ ‌‍‍‌‌‍‌​​ ‌​ ‌​​ ​‍​ ​ ​ ‌ ‌‍​‍​ ​ ​ ‌‌​ ‍​​‍ ‌​ ‌‌‌‍​‌​ ‍​​ ​‌​‍ ‌​ ‌​​ ‍​‌‍​ ​ ‌ ​‍ ‌​ ‍‌​ ​​​ ‌​‌‍​ ​‍ ‌​ ‌‍‌‍‌‌​ ​​​ ‌​‌‍‌‍​ ​‍​ ​‌‌‍‌​‌‍‌‌​ ​ ​ ‌‍​ ‍​​ ‍ ‌ ‌​‌ ‍‌‌ ​​‌‍‌‌​ ‌‌ ​​‌ ​‍‌‍ ‌‍‍‍‌‍‌‌‌‍​ ‌ ‌​​ ‍ ‌ ​​‌‍​‌‌ ‌​‌‍‍​​ ‌‌‍​ ‌‍ ‌‍ ‌‌ ​​‌‍‌‌‌ ‌​‌‍‍‌‌ ‌​‌‍‍‌‌‍ ‌‍ ‍‌​‌​‌‍‌‌‌ ‌​‌‍​‌‌‍‍‌‌‍ ​‌ ​ ​‍ ‍‌ ​‍‌‍​‌‌‍ ‍‌‍‍ ​‍‌‌​ ‌‌‌​​‍‌‌ ‌‍‍ ‌‍‌‌‌ ‍‌​‍‌‌​ ​ ‌​‌​​‍‌‌​ ​ ‌​‌​​‍‌‌​ ​‍​ ​‍‌‍‌​‌‍‌‌​‍‌‌​ ​‍​ ​‍​‍‌‌​ ‌‌‌​‌​​‍ ‍‌ ‌‍‌‍​‌‌‍ ​‌ ‌‌‌‍‌‌​ ‌‍​‍‌‍​‌‌ ​ ‌‍‌‌‌‌‌‌‌ ​‍‌‍ ​​ ‌‌‍‍​‌ ‌​‌ ‌​‌ ​​​‍‌‌​ ​ ‌​​‌​‍‌‌​ ​‍‌​‌‍​‍‌‌​ ​‍‌​‌‍‌‍ ​‌‍ ‌‍​ ‌‍​‌‌‍ ​‌‍‍​‌‍ ‌ ​ ‌ ‌​​‍‌‌​ ​ ‌​​‌​ ​ ​ ​ ​ ​ ​ ​ ​‍‌‍‌‍‍‌‌‍‌​​ ‌​ ‌​​ ​‍​ ​ ​ ‌ ‌‍​‍​ ​ ​ ‌‌​ ‍​​‍ ‌​ ‌‌‌‍​‌​ ‍​​ ​‌​‍ ‌​ ‌​​ ‍​‌‍​ ​ ‌ ​‍ ‌​ ‍‌​ ​​​ ‌​‌‍​ ​‍ ‌​ ‌‍‌‍‌‌​ ​​​ ‌​‌‍‌‍​ ​‍​ ​‌‌‍‌​‌‍‌‌​ ​ ​ ‌‍​ ‍​​‍‌‍‌ ‌​‌ ‍‌‌ ​​‌‍‌‌​ ‌‌ ​​‌ ​‍‌‍ ‌‍‍‍‌‍‌‌‌‍​ ‌ ‌​​‍‌‍‌ ​​‌‍​‌‌ ‌​‌‍‍​​ ‌‌‍​ ‌‍ ‌‍ ‌‌ ​​‌‍‌‌‌ ‌​‌‍‍‌‌ ‌​‌‍‍‌‌‍ ‌‍ ‍‌​‌​‌‍‌‌‌ ‌​‌‍​‌‌‍‍‌‌‍ ​‌ ​ ​‍ ‍‌ ​‍‌‍​‌‌‍ ‍‌‍‍ ​‍‌‌​ ‌‌‌​​‍‌‌ ‌‍‍ ‌‍‌‌‌ ‍‌​‍‌‌​ ​ ‌​‌​​‍‌‌​ ​ ‌​‌​​‍‌‌​ ​‍​ ​‍‌‍‌​‌‍‌‌​‍‌‌​ ​‍​ ​‍​‍‌‌​ ‌‌‌​‌​​‍ ‍‌ ‌‍‌‍​‌‌‍ ​‌ ‌‌‌‍‌‌​‍‌‍‌ ​​‌‍‌‌‌ ​‍‌ ​ ‌ ​​‌‍‌‌‌‍​ ‌ ‌​‌‍‍‌‌ ‌‍‌‍‌‌​ ‌‌ ​​‌ ‌‌‌‍​‍‌‍ ​‌‍‍‌‌ ​ ‌‍‍​‌‍‌‌‌‍‌​​‍​‍‌ ‌
Bauherrschaft
Immobilien Stadt Bern​​​​‌ ‍ ​‍​‍‌‍ ‌ ​‍‌‍‍‌‌‍‌ ‌‍‍‌‌‍ ‍​‍​‍​ ‍‍​‍​‍‌ ​ ‌‍​‌‌‍ ‍‌‍‍‌‌ ‌​‌ ‍‌​‍ ‍‌‍‍‌‌‍ ​‍​‍​‍ ​​‍​‍‌‍‍​‌ ​‍‌‍‌‌‌‍‌‍​‍​‍​ ‍‍​‍​‍‌‍‍​‌ ‌​‌ ‌​‌ ​​​ ‍‍​‍ ​‍ ‌‍ ​‌‍ ‌‍​ ‌‍​‌‌‍ ​‌‍‍​‌‍ ‌ ​ ‌ ‌​​ ‍‍​ ​ ​ ​ ​ ​ ​ ​ ​‍ ‌‍‍‌‌‍ ‍‌ ‌​‌‍‌‌‌‍ ‍‌ ‌​​‍ ‌‍‌‌‌‍‌​‌‍‍‌‌ ‌​​‍ ‌‍ ‌‌‍ ‌‍‌​‌‍‌‌​ ‌‌ ​​‌ ​‍‌‍‌‌‌ ​ ‌‍‌‌‌‍ ‍‌ ‌​‌‍​‌‌ ‌​‌‍‍‌‌‍ ‌‍ ‍​ ‍ ‌‍‍‌‌‍‌​​ ‌​ ‌​​ ​‍​ ​ ​ ‌ ‌‍​‍​ ​ ​ ‌‌​ ‍​​‍ ‌​ ‌‌‌‍​‌​ ‍​​ ​‌​‍ ‌​ ‌​​ ‍​‌‍​ ​ ‌ ​‍ ‌​ ‍‌​ ​​​ ‌​‌‍​ ​‍ ‌​ ‌‍‌‍‌‌​ ​​​ ‌​‌‍‌‍​ ​‍​ ​‌‌‍‌​‌‍‌‌​ ​ ​ ‌‍​ ‍​​ ‍ ‌ ‌​‌ ‍‌‌ ​​‌‍‌‌​ ‌‌ ​​‌ ​‍‌‍ ‌‍‍‍‌‍‌‌‌‍​ ‌ ‌​​ ‍ ‌ ​​‌‍​‌‌ ‌​‌‍‍​​ ‌‌‍​‍‌ ‌‌‌‍‍‌‌‍ ​‌‍‌​‌‍‌‌‌ ​‍​‍‌‌​ ‌‌‌​​‍‌‌ ‌‍‍ ‌‍‌‌‌ ‍‌​‍‌‌​ ​ ‌​‌​​‍‌‌​ ​ ‌​‌​​‍‌‌​ ​‍​ ​‍‌‍‌​‌‍‌‌​‍‌‌​ ​‍​ ​‍​‍‌‌​ ‌‌‌​‌​​‍ ‍‌ ‌‍‌‍​‌‌‍ ​‌ ‌‌‌‍‌‌​ ‌‍​‍‌‍​‌‌ ​ ‌‍‌‌‌‌‌‌‌ ​‍‌‍ ​​ ‌‌‍‍​‌ ‌​‌ ‌​‌ ​​​‍‌‌​ ​ ‌​​‌​‍‌‌​ ​‍‌​‌‍​‍‌‌​ ​‍‌​‌‍‌‍ ​‌‍ ‌‍​ ‌‍​‌‌‍ ​‌‍‍​‌‍ ‌ ​ ‌ ‌​​‍‌‌​ ​ ‌​​‌​ ​ ​ ​ ​ ​ ​ ​ ​‍‌‍‌‍‍‌‌‍‌​​ ‌​ ‌​​ ​‍​ ​ ​ ‌ ‌‍​‍​ ​ ​ ‌‌​ ‍​​‍ ‌​ ‌‌‌‍​‌​ ‍​​ ​‌​‍ ‌​ ‌​​ ‍​‌‍​ ​ ‌ ​‍ ‌​ ‍‌​ ​​​ ‌​‌‍​ ​‍ ‌​ ‌‍‌‍‌‌​ ​​​ ‌​‌‍‌‍​ ​‍​ ​‌‌‍‌​‌‍‌‌​ ​ ​ ‌‍​ ‍​​‍‌‍‌ ‌​‌ ‍‌‌ ​​‌‍‌‌​ ‌‌ ​​‌ ​‍‌‍ ‌‍‍‍‌‍‌‌‌‍​ ‌ ‌​​‍‌‍‌ ​​‌‍​‌‌ ‌​‌‍‍​​ ‌‌‍​‍‌ ‌‌‌‍‍‌‌‍ ​‌‍‌​‌‍‌‌‌ ​‍​‍‌‌​ ‌‌‌​​‍‌‌ ‌‍‍ ‌‍‌‌‌ ‍‌​‍‌‌​ ​ ‌​‌​​‍‌‌​ ​ ‌​‌​​‍‌‌​ ​‍​ ​‍‌‍‌​‌‍‌‌​‍‌‌​ ​‍​ ​‍​‍‌‌​ ‌‌‌​‌​​‍ ‍‌ ‌‍‌‍​‌‌‍ ​‌ ‌‌‌‍‌‌​‍‌‍‌ ​​‌‍‌‌‌ ​‍‌ ​ ‌ ​​‌‍‌‌‌‍​ ‌ ‌​‌‍‍‌‌ ‌‍‌‍‌‌​ ‌‌ ​​‌ ‌‌‌‍​‍‌‍ ​‌‍‍‌‌ ​ ‌‍‍​‌‍‌‌‌‍‌​​‍​‍‌ ‌
Architektur
GWJ Architekten, Bern​​​​‌ ‍ ​‍​‍‌‍ ‌ ​‍‌‍‍‌‌‍‌ ‌‍‍‌‌‍ ‍​‍​‍​ ‍‍​‍​‍‌ ​ ‌‍​‌‌‍ ‍‌‍‍‌‌ ‌​‌ ‍‌​‍ ‍‌‍‍‌‌‍ ​‍​‍​‍ ​​‍​‍‌‍‍​‌ ​‍‌‍‌‌‌‍‌‍​‍​‍​ ‍‍​‍​‍‌‍‍​‌ ‌​‌ ‌​‌ ​​​ ‍‍​‍ ​‍ ‌‍ ​‌‍ ‌‍​ ‌‍​‌‌‍ ​‌‍‍​‌‍ ‌ ​ ‌ ‌​​ ‍‍​ ​ ​ ​ ​ ​ ​ ​ ​‍ ‌‍‍‌‌‍ ‍‌ ‌​‌‍‌‌‌‍ ‍‌ ‌​​‍ ‌‍‌‌‌‍‌​‌‍‍‌‌ ‌​​‍ ‌‍ ‌‌‍ ‌‍‌​‌‍‌‌​ ‌‌ ​​‌ ​‍‌‍‌‌‌ ​ ‌‍‌‌‌‍ ‍‌ ‌​‌‍​‌‌ ‌​‌‍‍‌‌‍ ‌‍ ‍​ ‍ ‌‍‍‌‌‍‌​​ ‌​ ‌​​ ​‍​ ​ ​ ‌ ‌‍​‍​ ​ ​ ‌‌​ ‍​​‍ ‌​ ‌‌‌‍​‌​ ‍​​ ​‌​‍ ‌​ ‌​​ ‍​‌‍​ ​ ‌ ​‍ ‌​ ‍‌​ ​​​ ‌​‌‍​ ​‍ ‌​ ‌‍‌‍‌‌​ ​​​ ‌​‌‍‌‍​ ​‍​ ​‌‌‍‌​‌‍‌‌​ ​ ​ ‌‍​ ‍​​ ‍ ‌ ‌​‌ ‍‌‌ ​​‌‍‌‌​ ‌‌ ​​‌ ​‍‌‍ ‌‍‍‍‌‍‌‌‌‍​ ‌ ‌​​ ‍ ‌ ​​‌‍​‌‌ ‌​‌‍‍​​ ‌‌‍​‌‌ ​‍‌‍​ ‌‍‍​‌‍‍‌‌ ‌​‌‍‌‌‌‍​ ‌ ‌​​‍‌‌​ ‌‌‌​​‍‌‌ ‌‍‍ ‌‍‌‌‌ ‍‌​‍‌‌​ ​ ‌​‌​​‍‌‌​ ​ ‌​‌​​‍‌‌​ ​‍​ ​‍‌‍‌​‌‍‌‌​‍‌‌​ ​‍​ ​‍​‍‌‌​ ‌‌‌​‌​​‍ ‍‌ ‌‍‌‍​‌‌‍ ​‌ ‌‌‌‍‌‌​ ‌‍​‍‌‍​‌‌ ​ ‌‍‌‌‌‌‌‌‌ ​‍‌‍ ​​ ‌‌‍‍​‌ ‌​‌ ‌​‌ ​​​‍‌‌​ ​ ‌​​‌​‍‌‌​ ​‍‌​‌‍​‍‌‌​ ​‍‌​‌‍‌‍ ​‌‍ ‌‍​ ‌‍​‌‌‍ ​‌‍‍​‌‍ ‌ ​ ‌ ‌​​‍‌‌​ ​ ‌​​‌​ ​ ​ ​ ​ ​ ​ ​ ​‍‌‍‌‍‍‌‌‍‌​​ ‌​ ‌​​ ​‍​ ​ ​ ‌ ‌‍​‍​ ​ ​ ‌‌​ ‍​​‍ ‌​ ‌‌‌‍​‌​ ‍​​ ​‌​‍ ‌​ ‌​​ ‍​‌‍​ ​ ‌ ​‍ ‌​ ‍‌​ ​​​ ‌​‌‍​ ​‍ ‌​ ‌‍‌‍‌‌​ ​​​ ‌​‌‍‌‍​ ​‍​ ​‌‌‍‌​‌‍‌‌​ ​ ​ ‌‍​ ‍​​‍‌‍‌ ‌​‌ ‍‌‌ ​​‌‍‌‌​ ‌‌ ​​‌ ​‍‌‍ ‌‍‍‍‌‍‌‌‌‍​ ‌ ‌​​‍‌‍‌ ​​‌‍​‌‌ ‌​‌‍‍​​ ‌‌‍​‌‌ ​‍‌‍​ ‌‍‍​‌‍‍‌‌ ‌​‌‍‌‌‌‍​ ‌ ‌​​‍‌‌​ ‌‌‌​​‍‌‌ ‌‍‍ ‌‍‌‌‌ ‍‌​‍‌‌​ ​ ‌​‌​​‍‌‌​ ​ ‌​‌​​‍‌‌​ ​‍​ ​‍‌‍‌​‌‍‌‌​‍‌‌​ ​‍​ ​‍​‍‌‌​ ‌‌‌​‌​​‍ ‍‌ ‌‍‌‍​‌‌‍ ​‌ ‌‌‌‍‌‌​‍‌‍‌ ​​‌‍‌‌‌ ​‍‌ ​ ‌ ​​‌‍‌‌‌‍​ ‌ ‌​‌‍‍‌‌ ‌‍‌‍‌‌​ ‌‌ ​​‌ ‌‌‌‍​‍‌‍ ​‌‍‍‌‌ ​ ‌‍‍​‌‍‌‌‌‍‌​​‍​‍‌ ‌
Der Neubau umfasst drei Geschosse, wobei die
Möglichkeit einer späteren Aufstockung bereits in die
Planung integriert wird. Zum Bahnhof und zur Stadt hin
tritt aufgrund des Geländeverlaufs und der Anordnung
der Doppelturnhalle im Untergeschoss die
viergeschossige Fassade in den Dialog mit der
städtischen Umgebung und ermöglicht direkten
Tageslichtbezug in der Turnhalle.​​​​‌ ‍ ​‍​‍‌‍ ‌ ​‍‌‍‍‌‌‍‌ ‌‍‍‌‌‍ ‍​‍​‍​ ‍‍​‍​‍‌ ​ ‌‍​‌‌‍ ‍‌‍‍‌‌ ‌​‌ ‍‌​‍ ‍‌‍‍‌‌‍ ​‍​‍​‍ ​​‍​‍‌‍‍​‌ ​‍‌‍‌‌‌‍‌‍​‍​‍​ ‍‍​‍​‍‌‍‍​‌ ‌​‌ ‌​‌ ​​​ ‍‍​‍ ​‍ ‌‍ ​‌‍ ‌‍​ ‌‍​‌‌‍ ​‌‍‍​‌‍ ‌ ​ ‌ ‌​​ ‍‍​ ​ ​ ​ ​ ​ ​ ​ ​‍ ‌‍‍‌‌‍ ‍‌ ‌​‌‍‌‌‌‍ ‍‌ ‌​​‍ ‌‍‌‌‌‍‌​‌‍‍‌‌ ‌​​‍ ‌‍ ‌‌‍ ‌‍‌​‌‍‌‌​ ‌‌ ​​‌ ​‍‌‍‌‌‌ ​ ‌‍‌‌‌‍ ‍‌ ‌​‌‍​‌‌ ‌​‌‍‍‌‌‍ ‌‍ ‍​ ‍ ‌‍‍‌‌‍‌​​ ‌​ ‌​​ ​‍​ ​ ​ ‌ ‌‍​‍​ ​ ​ ‌‌​ ‍​​‍ ‌​ ‌‌‌‍​‌​ ‍​​ ​‌​‍ ‌​ ‌​​ ‍​‌‍​ ​ ‌ ​‍ ‌​ ‍‌​ ​​​ ‌​‌‍​ ​‍ ‌​ ‌‍‌‍‌‌​ ​​​ ‌​‌‍‌‍​ ​‍​ ​‌‌‍‌​‌‍‌‌​ ​ ​ ‌‍​ ‍​​ ‍ ‌ ‌​‌ ‍‌‌ ​​‌‍‌‌​ ‌‌ ​​‌ ​‍‌‍ ‌‍‍‍‌‍‌‌‌‍​ ‌ ‌​​ ‍ ‌ ​​‌‍​‌‌ ‌​‌‍‍​​ ‌‌‍‌​‌‍‌‌‌ ​ ‌‍​ ‌ ​‍‌‍‍‌‌ ​​‌ ‌​‌‍‍‌‌‍ ‌‍ ‍​‍‌‌​ ‌‌‌​​‍‌‌ ‌‍‍ ‌‍‌‌‌ ‍‌​‍‌‌​ ​ ‌​‌​​‍‌‌​ ​ ‌​‌​​‍‌‌​ ​‍​ ​‍‌‍‌​‌‍‌‌​‍‌‌​ ​‍​ ​‍​‍‌‌​ ‌‌‌​‌​​‍ ‍‌ ‌‍‌‍​‌‌‍ ​‌ ‌‌‌‍‌‌​‍‌‌​ ‌‌‌​​‍‌‌ ‌‍‍ ‌‍‌‌‌ ‍‌​‍‌‌​ ​ ‌​‌​​‍‌‌​ ​ ‌​‌​​‍‌‌​ ​‍​ ​‍‌‍​‍‌‍ ​‌‍ ‌‍​ ‌‍‍ ​‍ ‌​ ​​​‍‌‌​ ​‍​ ​‍​‍‌‌​ ‌‌‌​‌​​‍ ‍‌‍​ ‌‍‍​‌‍‍‌‌‍ ​‌‍‌​‌ ​‍‌‍‌‌‌‍ ‍​‍‌‌​ ‌‌‌​​‍‌‌ ‌‍‍ ‌‍‌‌‌ ‍‌​‍‌‌​ ​ ‌​‌​​‍‌‌​ ​ ‌​‌​​‍‌‌​ ​‍​ ​‍‌ ​ ‌ ​​‌‍​‌‌‍ ‍​‍ ‌​ ​​​‍‌‌​ ​‍​ ​‍​‍‌‌​ ‌‌‌​‌​​‍ ‍‌ ‌​‌‍‌‌‌ ‍​‌ ‌​​ ‌‍​‍‌‍​‌‌ ​ ‌‍‌‌‌‌‌‌‌ ​‍‌‍ ​​ ‌‌‍‍​‌ ‌​‌ ‌​‌ ​​​‍‌‌​ ​ ‌​​‌​‍‌‌​ ​‍‌​‌‍​‍‌‌​ ​‍‌​‌‍‌‍ ​‌‍ ‌‍​ ‌‍​‌‌‍ ​‌‍‍​‌‍ ‌ ​ ‌ ‌​​‍‌‌​ ​ ‌​​‌​ ​ ​ ​ ​ ​ ​ ​ ​‍‌‍‌‍‍‌‌‍‌​​ ‌​ ‌​​ ​‍​ ​ ​ ‌ ‌‍​‍​ ​ ​ ‌‌​ ‍​​‍ ‌​ ‌‌‌‍​‌​ ‍​​ ​‌​‍ ‌​ ‌​​ ‍​‌‍​ ​ ‌ ​‍ ‌​ ‍‌​ ​​​ ‌​‌‍​ ​‍ ‌​ ‌‍‌‍‌‌​ ​​​ ‌​‌‍‌‍​ ​‍​ ​‌‌‍‌​‌‍‌‌​ ​ ​ ‌‍​ ‍​​‍‌‍‌ ‌​‌ ‍‌‌ ​​‌‍‌‌​ ‌‌ ​​‌ ​‍‌‍ ‌‍‍‍‌‍‌‌‌‍​ ‌ ‌​​‍‌‍‌ ​​‌‍​‌‌ ‌​‌‍‍​​ ‌‌‍‌​‌‍‌‌‌ ​ ‌‍​ ‌ ​‍‌‍‍‌‌ ​​‌ ‌​‌‍‍‌‌‍ ‌‍ ‍​‍‌‌​ ‌‌‌​​‍‌‌ ‌‍‍ ‌‍‌‌‌ ‍‌​‍‌‌​ ​ ‌​‌​​‍‌‌​ ​ ‌​‌​​‍‌‌​ ​‍​ ​‍‌‍‌​‌‍‌‌​‍‌‌​ ​‍​ ​‍​‍‌‌​ ‌‌‌​‌​​‍ ‍‌ ‌‍‌‍​‌‌‍ ​‌ ‌‌‌‍‌‌​‍‌‌​ ‌‌‌​​‍‌‌ ‌‍‍ ‌‍‌‌‌ ‍‌​‍‌‌​ ​ ‌​‌​​‍‌‌​ ​ ‌​‌​​‍‌‌​ ​‍​ ​‍‌‍​‍‌‍ ​‌‍ ‌‍​ ‌‍‍ ​‍ ‌​ ​​​‍‌‌​ ​‍​ ​‍​‍‌‌​ ‌‌‌​‌​​‍ ‍‌‍​ ‌‍‍​‌‍‍‌‌‍ ​‌‍‌​‌ ​‍‌‍‌‌‌‍ ‍​‍‌‌​ ‌‌‌​​‍‌‌ ‌‍‍ ‌‍‌‌‌ ‍‌​‍‌‌​ ​ ‌​‌​​‍‌‌​ ​ ‌​‌​​‍‌‌​ ​‍​ ​‍‌ ​ ‌ ​​‌‍​‌‌‍ ‍​‍ ‌​ ​​​‍‌‌​ ​‍​ ​‍​‍‌‌​ ‌‌‌​‌​​‍ ‍‌ ‌​‌‍‌‌‌ ‍​‌ ‌​​‍‌‍‌ ​​‌‍‌‌‌ ​‍‌ ​ ‌ ​​‌‍‌‌‌‍​ ‌ ‌​‌‍‍‌‌ ‌‍‌‍‌‌​ ‌‌ ​​‌ ‌‌‌‍​‍‌‍ ​‌‍‍‌‌ ​ ‌‍‍​‌‍‌‌‌‍‌​​‍​‍‌ ‌
Das Tragwerk des Schulgebäudes wird oberirdisch in
Holzbauweise erstellt, während die Untergeschosse aus
massivem Beton bestehen. Die klare Gebäudestruktur
folgt dem Ziel nach einer möglichst einfachen,
nachhaltigen, flexiblen und gleichzeitig wirtschaftlichen
Bauweise.​​​​‌ ‍ ​‍​‍‌‍ ‌ ​‍‌‍‍‌‌‍‌ ‌‍‍‌‌‍ ‍​‍​‍​ ‍‍​‍​‍‌ ​ ‌‍​‌‌‍ ‍‌‍‍‌‌ ‌​‌ ‍‌​‍ ‍‌‍‍‌‌‍ ​‍​‍​‍ ​​‍​‍‌‍‍​‌ ​‍‌‍‌‌‌‍‌‍​‍​‍​ ‍‍​‍​‍‌‍‍​‌ ‌​‌ ‌​‌ ​​​ ‍‍​‍ ​‍ ‌‍ ​‌‍ ‌‍​ ‌‍​‌‌‍ ​‌‍‍​‌‍ ‌ ​ ‌ ‌​​ ‍‍​ ​ ​ ​ ​ ​ ​ ​ ​‍ ‌‍‍‌‌‍ ‍‌ ‌​‌‍‌‌‌‍ ‍‌ ‌​​‍ ‌‍‌‌‌‍‌​‌‍‍‌‌ ‌​​‍ ‌‍ ‌‌‍ ‌‍‌​‌‍‌‌​ ‌‌ ​​‌ ​‍‌‍‌‌‌ ​ ‌‍‌‌‌‍ ‍‌ ‌​‌‍​‌‌ ‌​‌‍‍‌‌‍ ‌‍ ‍​ ‍ ‌‍‍‌‌‍‌​​ ‌​ ‌​​ ​‍​ ​ ​ ‌ ‌‍​‍​ ​ ​ ‌‌​ ‍​​‍ ‌​ ‌‌‌‍​‌​ ‍​​ ​‌​‍ ‌​ ‌​​ ‍​‌‍​ ​ ‌ ​‍ ‌​ ‍‌​ ​​​ ‌​‌‍​ ​‍ ‌​ ‌‍‌‍‌‌​ ​​​ ‌​‌‍‌‍​ ​‍​ ​‌‌‍‌​‌‍‌‌​ ​ ​ ‌‍​ ‍​​ ‍ ‌ ‌​‌ ‍‌‌ ​​‌‍‌‌​ ‌‌ ​​‌ ​‍‌‍ ‌‍‍‍‌‍‌‌‌‍​ ‌ ‌​​ ‍ ‌ ​​‌‍​‌‌ ‌​‌‍‍​​ ‌‌‍‌​‌‍‌‌‌ ​ ‌‍​ ‌ ​‍‌‍‍‌‌ ​​‌ ‌​‌‍‍‌‌‍ ‌‍ ‍​‍‌‌​ ‌‌‌​​‍‌‌ ‌‍‍ ‌‍‌‌‌ ‍‌​‍‌‌​ ​ ‌​‌​​‍‌‌​ ​ ‌​‌​​‍‌‌​ ​‍​ ​‍‌‍‌​‌‍‌‌​‍‌‌​ ​‍​ ​‍​‍‌‌​ ‌‌‌​‌​​‍ ‍‌ ‌‍‌‍​‌‌‍ ​‌ ‌‌‌‍‌‌​‍‌‌​ ‌‌‌​​‍‌‌ ‌‍‍ ‌‍‌‌‌ ‍‌​‍‌‌​ ​ ‌​‌​​‍‌‌​ ​ ‌​‌​​‍‌‌​ ​‍​ ​‍‌‍​‍‌‍ ​‌‍ ‌‍​ ‌‍‍ ​‍ ‌​ ​‌​‍‌‌​ ​‍​ ​‍​‍‌‌​ ‌‌‌​‌​​‍ ‍‌‍​ ‌‍‍​‌‍‍‌‌‍ ​‌‍‌​‌ ​‍‌‍‌‌‌‍ ‍​‍‌‌​ ‌‌‌​​‍‌‌ ‌‍‍ ‌‍‌‌‌ ‍‌​‍‌‌​ ​ ‌​‌​​‍‌‌​ ​ ‌​‌​​‍‌‌​ ​‍​ ​‍‌ ​ ‌ ​​‌‍​‌‌‍ ‍​‍ ‌​ ​‌​‍‌‌​ ​‍​ ​‍​‍‌‌​ ‌‌‌​‌​​‍ ‍‌ ‌​‌‍‌‌‌ ‍​‌ ‌​​ ‌‍​‍‌‍​‌‌ ​ ‌‍‌‌‌‌‌‌‌ ​‍‌‍ ​​ ‌‌‍‍​‌ ‌​‌ ‌​‌ ​​​‍‌‌​ ​ ‌​​‌​‍‌‌​ ​‍‌​‌‍​‍‌‌​ ​‍‌​‌‍‌‍ ​‌‍ ‌‍​ ‌‍​‌‌‍ ​‌‍‍​‌‍ ‌ ​ ‌ ‌​​‍‌‌​ ​ ‌​​‌​ ​ ​ ​ ​ ​ ​ ​ ​‍‌‍‌‍‍‌‌‍‌​​ ‌​ ‌​​ ​‍​ ​ ​ ‌ ‌‍​‍​ ​ ​ ‌‌​ ‍​​‍ ‌​ ‌‌‌‍​‌​ ‍​​ ​‌​‍ ‌​ ‌​​ ‍​‌‍​ ​ ‌ ​‍ ‌​ ‍‌​ ​​​ ‌​‌‍​ ​‍ ‌​ ‌‍‌‍‌‌​ ​​​ ‌​‌‍‌‍​ ​‍​ ​‌‌‍‌​‌‍‌‌​ ​ ​ ‌‍​ ‍​​‍‌‍‌ ‌​‌ ‍‌‌ ​​‌‍‌‌​ ‌‌ ​​‌ ​‍‌‍ ‌‍‍‍‌‍‌‌‌‍​ ‌ ‌​​‍‌‍‌ ​​‌‍​‌‌ ‌​‌‍‍​​ ‌‌‍‌​‌‍‌‌‌ ​ ‌‍​ ‌ ​‍‌‍‍‌‌ ​​‌ ‌​‌‍‍‌‌‍ ‌‍ ‍​‍‌‌​ ‌‌‌​​‍‌‌ ‌‍‍ ‌‍‌‌‌ ‍‌​‍‌‌​ ​ ‌​‌​​‍‌‌​ ​ ‌​‌​​‍‌‌​ ​‍​ ​‍‌‍‌​‌‍‌‌​‍‌‌​ ​‍​ ​‍​‍‌‌​ ‌‌‌​‌​​‍ ‍‌ ‌‍‌‍​‌‌‍ ​‌ ‌‌‌‍‌‌​‍‌‌​ ‌‌‌​​‍‌‌ ‌‍‍ ‌‍‌‌‌ ‍‌​‍‌‌​ ​ ‌​‌​​‍‌‌​ ​ ‌​‌​​‍‌‌​ ​‍​ ​‍‌‍​‍‌‍ ​‌‍ ‌‍​ ‌‍‍ ​‍ ‌​ ​‌​‍‌‌​ ​‍​ ​‍​‍‌‌​ ‌‌‌​‌​​‍ ‍‌‍​ ‌‍‍​‌‍‍‌‌‍ ​‌‍‌​‌ ​‍‌‍‌‌‌‍ ‍​‍‌‌​ ‌‌‌​​‍‌‌ ‌‍‍ ‌‍‌‌‌ ‍‌​‍‌‌​ ​ ‌​‌​​‍‌‌​ ​ ‌​‌​​‍‌‌​ ​‍​ ​‍‌ ​ ‌ ​​‌‍​‌‌‍ ‍​‍ ‌​ ​‌​‍‌‌​ ​‍​ ​‍​‍‌‌​ ‌‌‌​‌​​‍ ‍‌ ‌​‌‍‌‌‌ ‍​‌ ‌​​‍‌‍‌ ​​‌‍‌‌‌ ​‍‌ ​ ‌ ​​‌‍‌‌‌‍​ ‌ ‌​‌‍‍‌‌ ‌‍‌‍‌‌​ ‌‌ ​​‌ ‌‌‌‍​‍‌‍ ​‌‍‍‌‌ ​ ‌‍‍​‌‍‌‌‌‍‌​​‍​‍‌ ‌
Der Holzbau besteht aus einer Skelettstruktur mit Trägern
und Stützen aus Brettschichtholz. Sämtliche Innenwände
werden in nichttragender Leichtbauweise ausgebildet
und ermöglichen eine maximale Nutzungsflexibilität. Die
Geschossdecken aus Holz-Beton-Verbund kombinieren
die Vorteile von beiden Baumaterialien, was für erhöhte
Steifigkeit und besseres Schallschutz-, Schwingungs-
und Brandschutzverhalten sorgt. Es handelt sich um
Holzrippendecken in den Clustern und um Flachdecken in
der mittleren Erschliessungszone.​​​​‌ ‍ ​‍​‍‌‍ ‌ ​‍‌‍‍‌‌‍‌ ‌‍‍‌‌‍ ‍​‍​‍​ ‍‍​‍​‍‌ ​ ‌‍​‌‌‍ ‍‌‍‍‌‌ ‌​‌ ‍‌​‍ ‍‌‍‍‌‌‍ ​‍​‍​‍ ​​‍​‍‌‍‍​‌ ​‍‌‍‌‌‌‍‌‍​‍​‍​ ‍‍​‍​‍‌‍‍​‌ ‌​‌ ‌​‌ ​​​ ‍‍​‍ ​‍ ‌‍ ​‌‍ ‌‍​ ‌‍​‌‌‍ ​‌‍‍​‌‍ ‌ ​ ‌ ‌​​ ‍‍​ ​ ​ ​ ​ ​ ​ ​ ​‍ ‌‍‍‌‌‍ ‍‌ ‌​‌‍‌‌‌‍ ‍‌ ‌​​‍ ‌‍‌‌‌‍‌​‌‍‍‌‌ ‌​​‍ ‌‍ ‌‌‍ ‌‍‌​‌‍‌‌​ ‌‌ ​​‌ ​‍‌‍‌‌‌ ​ ‌‍‌‌‌‍ ‍‌ ‌​‌‍​‌‌ ‌​‌‍‍‌‌‍ ‌‍ ‍​ ‍ ‌‍‍‌‌‍‌​​ ‌​ ‌​​ ​‍​ ​ ​ ‌ ‌‍​‍​ ​ ​ ‌‌​ ‍​​‍ ‌​ ‌‌‌‍​‌​ ‍​​ ​‌​‍ ‌​ ‌​​ ‍​‌‍​ ​ ‌ ​‍ ‌​ ‍‌​ ​​​ ‌​‌‍​ ​‍ ‌​ ‌‍‌‍‌‌​ ​​​ ‌​‌‍‌‍​ ​‍​ ​‌‌‍‌​‌‍‌‌​ ​ ​ ‌‍​ ‍​​ ‍ ‌ ‌​‌ ‍‌‌ ​​‌‍‌‌​ ‌‌ ​​‌ ​‍‌‍ ‌‍‍‍‌‍‌‌‌‍​ ‌ ‌​​ ‍ ‌ ​​‌‍​‌‌ ‌​‌‍‍​​ ‌‌‍‌​‌‍‌‌‌ ​ ‌‍​ ‌ ​‍‌‍‍‌‌ ​​‌ ‌​‌‍‍‌‌‍ ‌‍ ‍​‍‌‌​ ‌‌‌​​‍‌‌ ‌‍‍ ‌‍‌‌‌ ‍‌​‍‌‌​ ​ ‌​‌​​‍‌‌​ ​ ‌​‌​​‍‌‌​ ​‍​ ​‍‌‍‌​‌‍‌‌​‍‌‌​ ​‍​ ​‍​‍‌‌​ ‌‌‌​‌​​‍ ‍‌ ‌‍‌‍​‌‌‍ ​‌ ‌‌‌‍‌‌​‍‌‌​ ‌‌‌​​‍‌‌ ‌‍‍ ‌‍‌‌‌ ‍‌​‍‌‌​ ​ ‌​‌​​‍‌‌​ ​ ‌​‌​​‍‌‌​ ​‍​ ​‍‌‍​‍‌‍ ​‌‍ ‌‍​ ‌‍‍ ​‍ ‌​ ​‍​‍‌‌​ ​‍​ ​‍​‍‌‌​ ‌‌‌​‌​​‍ ‍‌‍​ ‌‍‍​‌‍‍‌‌‍ ​‌‍‌​‌ ​‍‌‍‌‌‌‍ ‍​‍‌‌​ ‌‌‌​​‍‌‌ ‌‍‍ ‌‍‌‌‌ ‍‌​‍‌‌​ ​ ‌​‌​​‍‌‌​ ​ ‌​‌​​‍‌‌​ ​‍​ ​‍‌ ​ ‌ ​​‌‍​‌‌‍ ‍​‍ ‌​ ​‍​‍‌‌​ ​‍​ ​‍​‍‌‌​ ‌‌‌​‌​​‍ ‍‌ ‌​‌‍‌‌‌ ‍​‌ ‌​​ ‌‍​‍‌‍​‌‌ ​ ‌‍‌‌‌‌‌‌‌ ​‍‌‍ ​​ ‌‌‍‍​‌ ‌​‌ ‌​‌ ​​​‍‌‌​ ​ ‌​​‌​‍‌‌​ ​‍‌​‌‍​‍‌‌​ ​‍‌​‌‍‌‍ ​‌‍ ‌‍​ ‌‍​‌‌‍ ​‌‍‍​‌‍ ‌ ​ ‌ ‌​​‍‌‌​ ​ ‌​​‌​ ​ ​ ​ ​ ​ ​ ​ ​‍‌‍‌‍‍‌‌‍‌​​ ‌​ ‌​​ ​‍​ ​ ​ ‌ ‌‍​‍​ ​ ​ ‌‌​ ‍​​‍ ‌​ ‌‌‌‍​‌​ ‍​​ ​‌​‍ ‌​ ‌​​ ‍​‌‍​ ​ ‌ ​‍ ‌​ ‍‌​ ​​​ ‌​‌‍​ ​‍ ‌​ ‌‍‌‍‌‌​ ​​​ ‌​‌‍‌‍​ ​‍​ ​‌‌‍‌​‌‍‌‌​ ​ ​ ‌‍​ ‍​​‍‌‍‌ ‌​‌ ‍‌‌ ​​‌‍‌‌​ ‌‌ ​​‌ ​‍‌‍ ‌‍‍‍‌‍‌‌‌‍​ ‌ ‌​​‍‌‍‌ ​​‌‍​‌‌ ‌​‌‍‍​​ ‌‌‍‌​‌‍‌‌‌ ​ ‌‍​ ‌ ​‍‌‍‍‌‌ ​​‌ ‌​‌‍‍‌‌‍ ‌‍ ‍​‍‌‌​ ‌‌‌​​‍‌‌ ‌‍‍ ‌‍‌‌‌ ‍‌​‍‌‌​ ​ ‌​‌​​‍‌‌​ ​ ‌​‌​​‍‌‌​ ​‍​ ​‍‌‍‌​‌‍‌‌​‍‌‌​ ​‍​ ​‍​‍‌‌​ ‌‌‌​‌​​‍ ‍‌ ‌‍‌‍​‌‌‍ ​‌ ‌‌‌‍‌‌​‍‌‌​ ‌‌‌​​‍‌‌ ‌‍‍ ‌‍‌‌‌ ‍‌​‍‌‌​ ​ ‌​‌​​‍‌‌​ ​ ‌​‌​​‍‌‌​ ​‍​ ​‍‌‍​‍‌‍ ​‌‍ ‌‍​ ‌‍‍ ​‍ ‌​ ​‍​‍‌‌​ ​‍​ ​‍​‍‌‌​ ‌‌‌​‌​​‍ ‍‌‍​ ‌‍‍​‌‍‍‌‌‍ ​‌‍‌​‌ ​‍‌‍‌‌‌‍ ‍​‍‌‌​ ‌‌‌​​‍‌‌ ‌‍‍ ‌‍‌‌‌ ‍‌​‍‌‌​ ​ ‌​‌​​‍‌‌​ ​ ‌​‌​​‍‌‌​ ​‍​ ​‍‌ ​ ‌ ​​‌‍​‌‌‍ ‍​‍ ‌​ ​‍​‍‌‌​ ​‍​ ​‍​‍‌‌​ ‌‌‌​‌​​‍ ‍‌ ‌​‌‍‌‌‌ ‍​‌ ‌​​‍‌‍‌ ​​‌‍‌‌‌ ​‍‌ ​ ‌ ​​‌‍‌‌‌‍​ ‌ ‌​‌‍‍‌‌ ‌‍‌‍‌‌​ ‌‌ ​​‌ ‌‌‌‍​‍‌‍ ​‌‍‍‌‌ ​ ‌‍‍​‌‍‌‌‌‍‌​​‍​‍‌ ‌
Bei den Untergeschossen kommt Beton nur dort zum